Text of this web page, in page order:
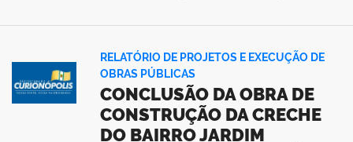
RELATÓRIO DE PROJETOS E EXECUÇÃO DE
OBRAS PÚBLICAS
CONCLUSÃO DA OBRA DE
CONSTRUÇÃO DA CRECHE
DO BAIRRO JARDIM